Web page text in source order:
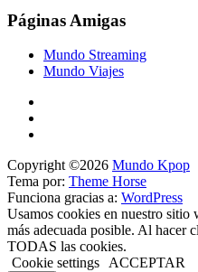
Páginas Amigas
Mundo Streaming
Mundo Viajes
Copyright ©2026 Mundo Kpop
Tema por: Theme Horse
Funciona gracias a: WordPress
Usamos cookies en nuestro sitio
más adecuada posible. Al hacer
TODAS las cookies.
Cookie settings
ACCEPTAR